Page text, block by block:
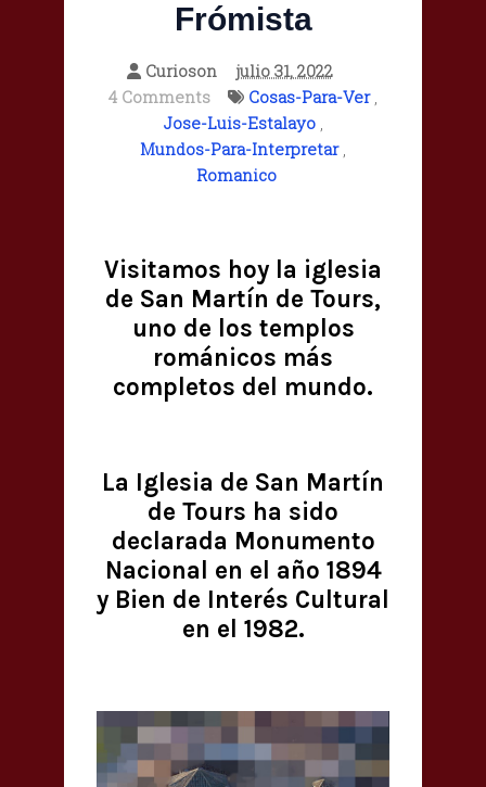
Frómista
Curioson
julio 31, 2022
4 Comments
Cosas-Para-Ver,
Jose-Luis-Estalayo,
Mundos-Para-Interpretar,
Romanico
Visitamos hoy la iglesia
de San Martín de Tours,
uno de los templos
románicos más
completos del mundo.
La Iglesia de San Martín
de Tours ha sido
declarada Monumento
Nacional en el año 1894
y Bien de Interés Cultural
en el 1982.